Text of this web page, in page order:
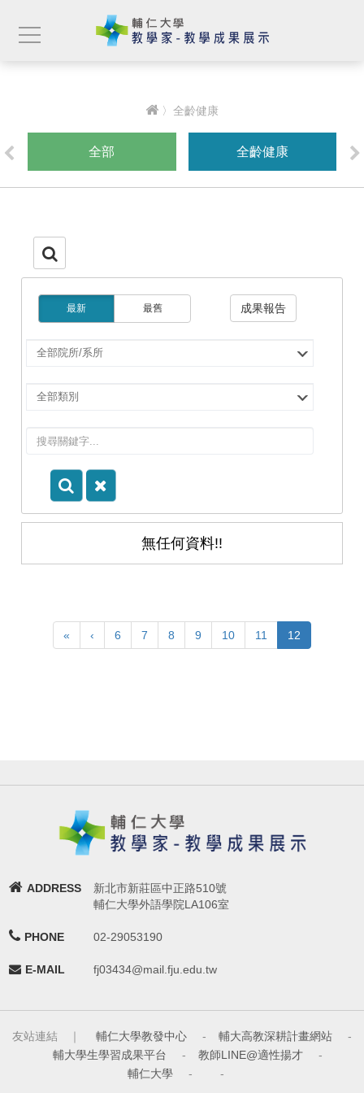
〉全齡健康
全部 全齡健康
最新 最舊 成果報告
選
所/
所
選
別
無任何資料!!
« ‹ 6 7 8 9 10 11 12
ADDRESS
新北市新莊區中正路510號
輔仁大學外語學院LA106室
PHONE 02-29053190
E-MAIL fj03434@mail.fju.edu.tw
友站連結 ｜ 輔仁大學教發中心 - 輔大高教深耕計畫網站
-
輔大學生學習成果平台
- 教師LINE@適性揚才
-
輔仁大學
- -